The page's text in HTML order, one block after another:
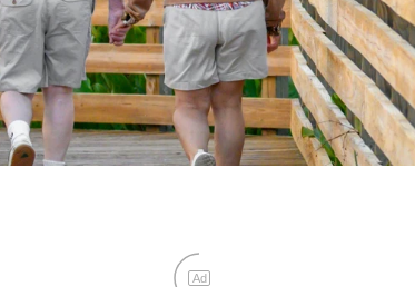
Ad